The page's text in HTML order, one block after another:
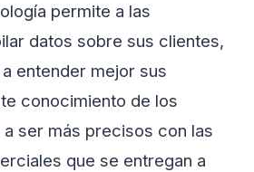
permite a las
datos sobre sus clientes,
entender mejor sus
conocimiento de los
ser más precisos con las
que se entregan a